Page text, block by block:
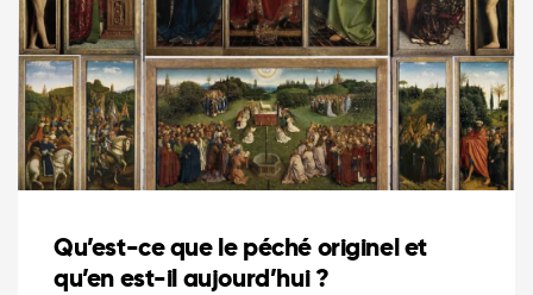
Qu’est-ce que le péché originel et
qu’en est-il aujourd’hui ?